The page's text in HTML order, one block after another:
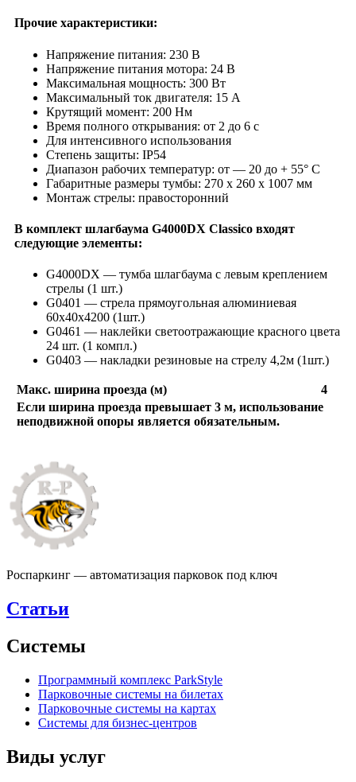
Прочие характеристики:
Напряжение питания: 230 В
Напряжение питания мотора: 24 В
Максимальная мощность: 300 Вт
Максимальный ток двигателя: 15 А
Крутящий момент: 200 Нм
Время полного открывания: от 2 до 6 с
Для интенсивного использования
Степень защиты: IP54
Диапазон рабочих температур: от — 20 до + 55° С
Габаритные размеры тумбы: 270 х 260 х 1007 мм
Монтаж стрелы: правосторонний
В комплект шлагбаума G4000DX Classico входят
следующие элементы:
G4000DX — тумба шлагбаума c левым креплением
стрелы (1 шт.)
G0401 — стрела прямоугольная алюминиевая
60х40х4200 (1шт.)
G0461 — наклейки светоотражающие красного цвета
24 шт. (1 компл.)
G0403 — накладки резиновые на стрелу 4,2м (1шт.)
Макс. ширина проезда (м)
4
Если ширина проезда превышает 3 м, использование
неподвижной опоры является обязательным.
Роспаркинг — автоматизация парковок под ключ
Статьи
Системы
Программный комплекс ParkStyle
Парковочные системы на билетах
Парковочные системы на картах
Системы для бизнес-центров
Виды услуг